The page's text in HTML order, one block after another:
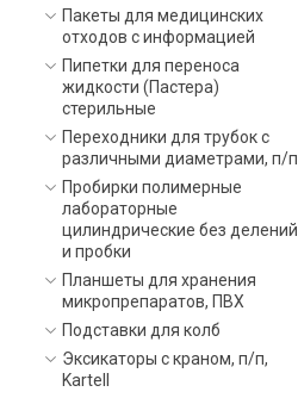
Пакеты для медицинских
отходов с информацией
Пипетки для переноса
жидкости (Пастера)
стерильные
Переходники для трубок с
различными диаметрами, п/п
Пробирки полимерные
лабораторные
цилиндрические без делений
и пробки
Планшеты для хранения
микропрепаратов, ПВХ
Подставки для колб
Эксикаторы с краном, п/п,
Kartell